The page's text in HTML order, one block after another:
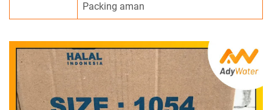
Packing aman